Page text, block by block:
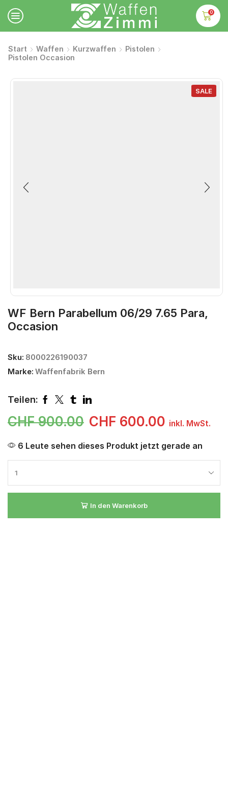
0
Start Waffen Kurzwaffen
Pistolen
Pistolen Occasion
SALE
WF Bern Parabellum 06/29 7.65 Para,
Occasion
Sku: 8000226190037
Marke: Waffenfabrik Bern
Teilen:
CHF900.00 CHF 600.00 inkl. MwSt.
6 Leute sehen dieses Produkt jetzt gerade an
In den Warenkorb